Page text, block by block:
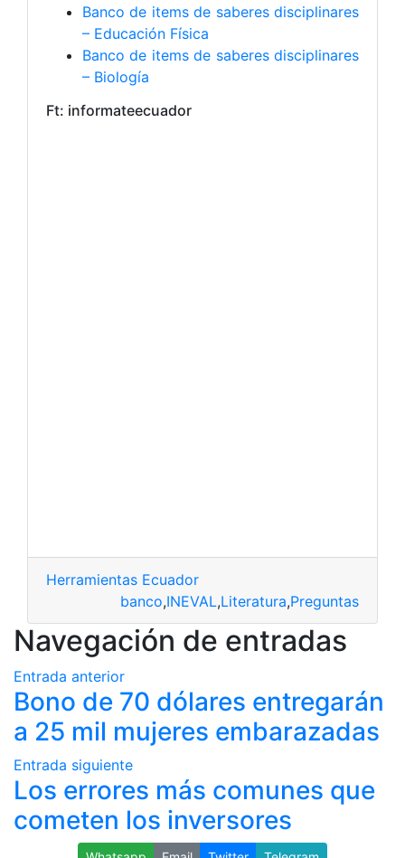
Banco de items de saberes disciplinares
– Educación Física
Banco de items de saberes disciplinares
– Biología
Ft: informateecuador
Herramientas Ecuador
banco,INEVAL,Literatura,Preguntas
Navegación de entradas
Entrada anterior
Bono de 70 dólares entregarán
a 25 mil mujeres embarazadas
Entrada siguiente
Los errores más comunes que
cometen los inversores